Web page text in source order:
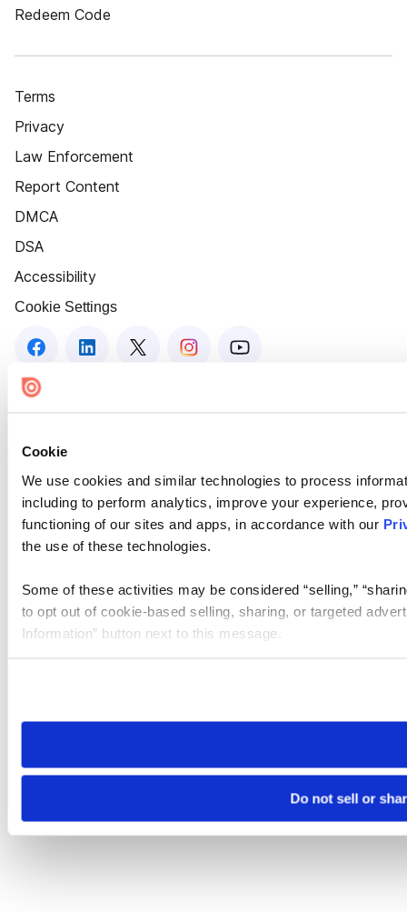
Cookie
We use cookies and similar technologies to process
including to perform analytics, improve your experience,
functioning of our sites and apps, in accordance with our
the use of these technologies.
Some of these activities may be considered “selling,”
to opt out of cookie-based selling, sharing, or targeted
Information” button next to this message.
need to be set again.
Do not sell or
Redeem Code
Terms
Privacy
Law Enforcement
Report Content
DMCA
DSA
Accessibility
Cookie Settings